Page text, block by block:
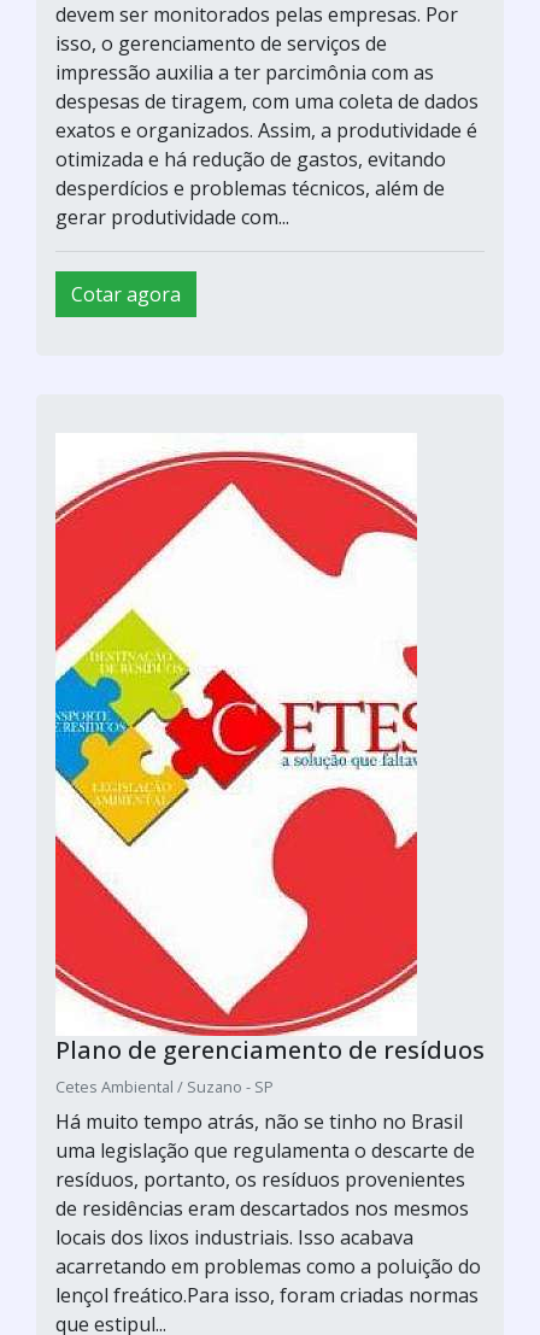
devem ser monitorados pelas empresas. Por
isso, o gerenciamento de serviços de
impressão auxilia a ter parcimônia com as
despesas de tiragem, com uma coleta de dados
exatos e organizados. Assim, a produtividade é
otimizada e há redução de gastos, evitando
desperdícios e problemas técnicos, além de
gerar produtividade com...
Cotar agora
Plano de gerenciamento de resíduos
Cetes Ambiental / Suzano - SP
Há muito tempo atrás, não se tinho no Brasil
uma legislação que regulamenta o descarte de
resíduos, portanto, os resíduos provenientes
de residências eram descartados nos mesmos
locais dos lixos industriais. Isso acabava
acarretando em problemas como a poluição do
lençol freático.Para isso, foram criadas normas
que estipul...